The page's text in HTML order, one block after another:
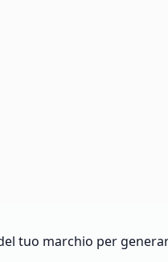
tuo marchio per